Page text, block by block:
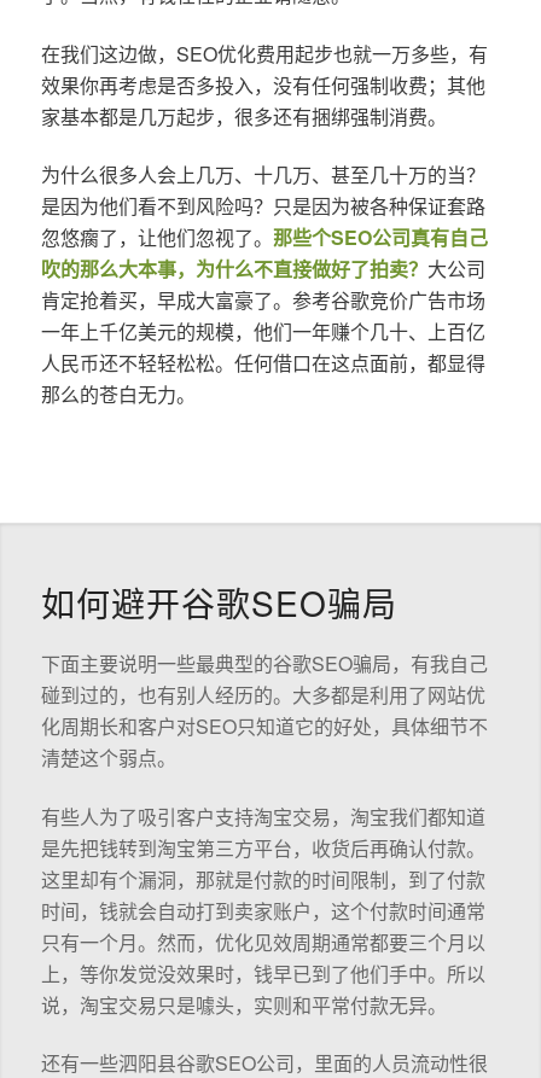
在我们这边做，SEO优化费用起步也就一万多些，有
效果你再考虑是否多投入，没有任何强制收费；其他
家基本都是几万起步，很多还有捆绑强制消费。
为什么很多人会上几万、十几万、甚至几十万的当？
是因为他们看不到风险吗？只是因为被各种保证套路
忽悠瘸了，让他们忽视了。 那些个SEO公司真有自己
吹的那么大本事，为什么不直接做好了拍卖？ 大公司
肯定抢着买，早成大富豪了。参考谷歌竞价广告市场
一年上千亿美元的规模，他们一年赚个几十、上百亿
人民币还不轻轻松松。任何借口在这点面前，都显得
那么的苍白无力。
如何避开谷歌SEO骗局
下面主要说明一些最典型的谷歌SEO骗局，有我自己
碰到过的，也有别人经历的。大多都是利用了网站优
化周期长和客户对SEO只知道它的好处，具体细节不
清楚这个弱点。
有些人为了吸引客户支持淘宝交易，淘宝我们都知道
是先把钱转到淘宝第三方平台，收货后再确认付款。
这里却有个漏洞，那就是付款的时间限制，到了付款
时间，钱就会自动打到卖家账户，这个付款时间通常
只有一个月。然而，优化见效周期通常都要三个月以
上，等你发觉没效果时，钱早已到了他们手中。所以
说，淘宝交易只是噱头，实则和平常付款无异。
还有一些泗阳县谷歌SEO公司，里面的人员流动性很